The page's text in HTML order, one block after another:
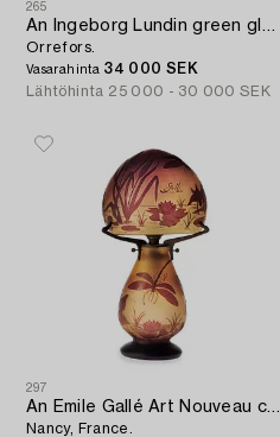
265
An Ingeborg Lundin green glass vase,
Orrefors.
Vasarahinta 34 000 SEK
Lähtöhinta 25 000 - 30 000 SEK
297
An Emile Gallé Art Nouveau cameo glass table lamp,
Nancy, France.